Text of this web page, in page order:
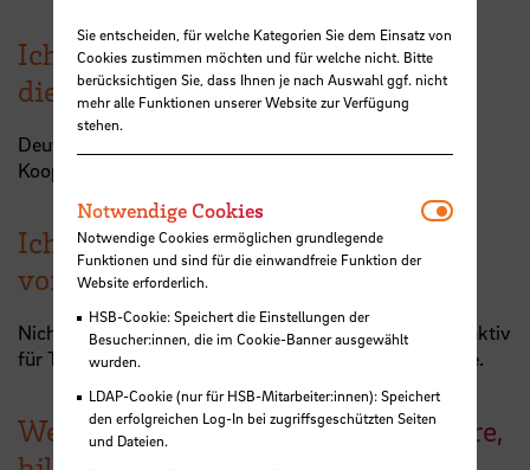
Ich finde, das braucht die Welt in
diesen Zeiten:
Deutlich weniger Ignoranz. Dafür aber viel mehr
Kooperation und Aktion.
Ich habe mir ganz konkret
vorgenommen:
Nicht den Mut zu verlieren! Und mich auch weiterhin aktiv
für Themen einzusetzen auf die ich einen Einfluss habe.
Wenn ich die innere Balance verliere,
Sie entscheiden, für welche Kategorien Sie dem Einsatz von
Cookies zustimmen möchten und für welche nicht. Bitte
berücksichtigen Sie, dass Ihnen je nach Auswahl ggf. nicht
mehr alle Funktionen unserer Website zur Verfügung
stehen.
Notwendige Cookies
Notwendige Cookies ermöglichen grundlegende
Funktionen und sind für die einwandfreie Funktion der
Website erforderlich.
HSB-Cookie: Speichert die Einstellungen der
Besucher:innen, die im Cookie-Banner ausgewählt
wurden.
LDAP-Cookie (nur für HSB-Mitarbeiter:innen): Speichert
den erfolgreichen Log-In bei zugriffsgeschützten Seiten
und Dateien.